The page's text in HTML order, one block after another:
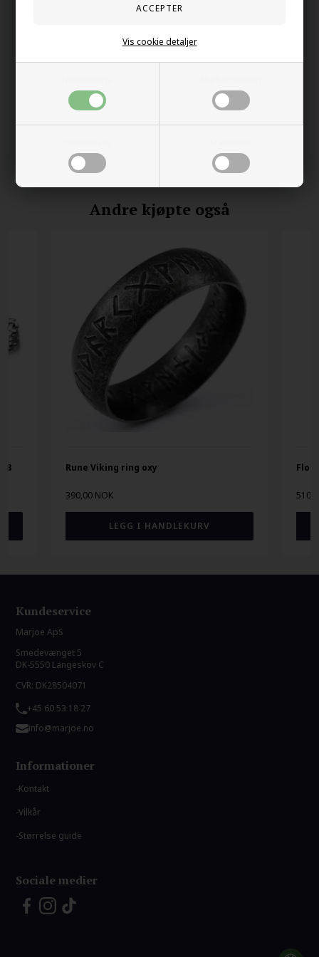
Vis cookie detaljer
Din sikkerhet
På lager
100% nikkelfrit
60 dager bytte & returret
Andre kjøpte også
8 Rune Viking ring oxy
390,00 NOK
Kundeservice
Marjoe ApS
Smedevænget 5
DK-5550 Langeskov C
CVR: DK28504071
+45 60 53 18 27
info@marjoe.no
Informationer
Kontakt
Vilkår
Størrelse guide
Sociale medier